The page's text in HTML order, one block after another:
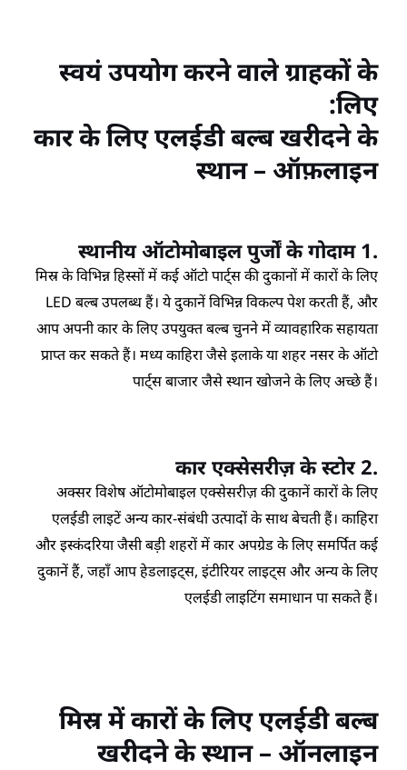
स्वयं उपयोग करने वाले ग्राहकों के
लिए:
कार के लिए एलईडी बल्ब खरीदने के
स्थान – ऑफ़लाइन
.
1 स्थानीय ऑटोमोबाइल पुर्जों के गोदाम
मिस्र के विभिन्न हिस्सों में कई ऑटो पार्ट्स की दुकानों में कारों के लिए
LED बल्ब उपलब्ध हैं। ये दुकानें विभिन्न विकल्प पेश करती हैं, और
आप अपनी कार के लिए उपयुक्त बल्ब चुनने में व्यावहारिक सहायता
प्राप्त कर सकते हैं। मध्य काहिरा जैसे इलाके या शहर नसर के ऑटो
पार्ट्स बाजार जैसे स्थान खोजने के लिए अच्छे हैं।
.
2 कार एक्सेसरीज़ के स्टोर
अक्सर विशेष ऑटोमोबाइल एक्सेसरीज़ की दुकानें कारों के लिए
एलईडी लाइटें अन्य कार-संबंधी उत्पादों के साथ बेचती हैं। काहिरा
और इस्कंदरिया जैसी बड़ी शहरों में कार अपग्रेड के लिए समर्पित कई
दुकानें हैं, जहाँ आप हेडलाइट्स, इंटीरियर लाइट्स और अन्य के लिए
एलईडी लाइटिंग समाधान पा सकते हैं।
मिस्र में कारों के लिए एलईडी बल्ब
खरीदने के स्थान – ऑनलाइन